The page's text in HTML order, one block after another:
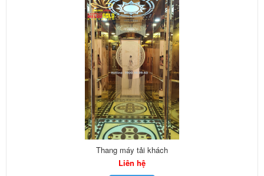
Thang máy tải khách
Liên hệ